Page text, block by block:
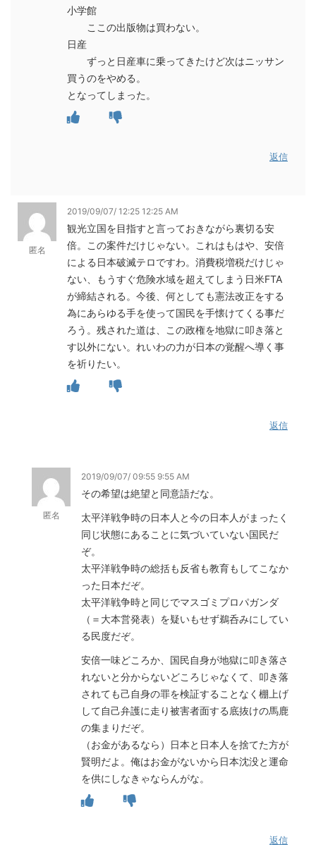
小学館
ここの出版物は買わない。
日産
ずっと日産車に乗ってきたけど次はニッサン
買うのをやめる。
となってしまった。
返信
匿名
2019/09/07/ 12:25 12:25 AM
観光立国を目指すと言っておきながら裏切る安
倍。この案件だけじゃない。これはもはや、安倍
による日本破滅テロですわ。消費税増税だけじゃ
ない、もうすぐ危険水域を超えてしまう日米FTA
が締結される。今後、何としても憲法改正をする
為にあらゆる手を使って国民を手懐けてくる事だ
ろう。残された道は、この政権を地獄に叩き落と
す以外にない。れいわの力が日本の覚醒へ導く事
を祈りたい。
返信
匿名
2019/09/07/ 09:55 9:55 AM
その希望は絶望と同意語だな。
太平洋戦争時の日本人と今の日本人がまったく
同じ状態にあることに気づいていない国民だ
ぞ。
太平洋戦争時の総括も反省も教育もしてこなか
った日本だぞ。
太平洋戦争時と同じでマスゴミプロパガンダ
（＝大本営発表）を疑いもせず鵜呑みにしてい
る民度だぞ。
安倍一味どころか、国民自身が地獄に叩き落さ
れないと分からないどころじゃなくて、叩き落
されても己自身の罪を検証することなく棚上げ
して自己弁護に走り被害者面する底抜けの馬鹿
の集まりだぞ。
（お金があるなら）日本と日本人を捨てた方が
賢明だよ。俺はお金がないから日本沈没と運命
を供にしなきゃならんがな。
返信